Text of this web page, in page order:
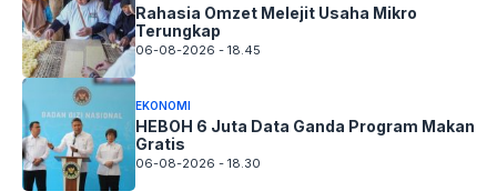
Rahasia Omzet Melejit Usaha Mikro
Terungkap
06-08-2026 - 18.45
EKONOMI
HEBOH 6 Juta Data Ganda Program Makan
Gratis
06-08-2026 - 18.30